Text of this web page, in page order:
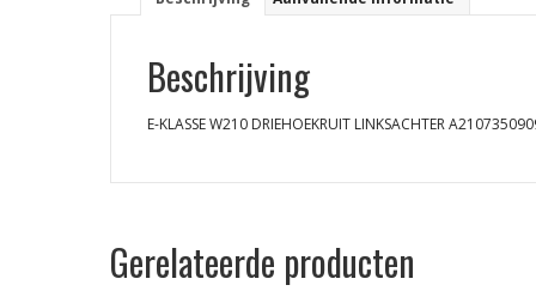
Beschrijving
E-KLASSE W210 DRIEHOEKRUIT LINKSACHTER
Gerelateerde producten